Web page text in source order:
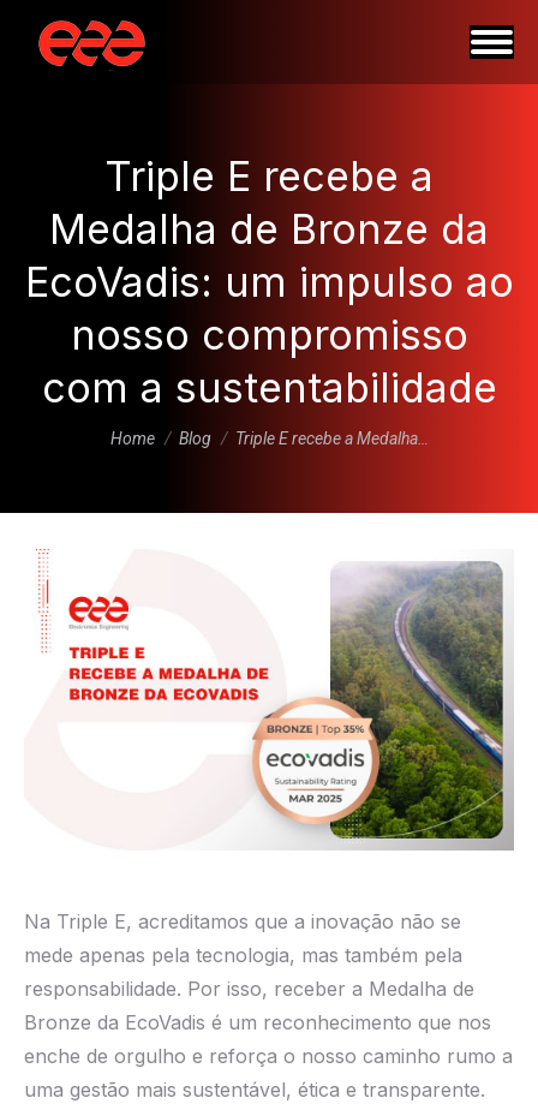
Triple E recebe a
Medalha de Bronze da
EcoVadis: um impulso ao
nosso compromisso
com a sustentabilidade
You are here:
Home Blog Triple E recebe a Medalha…
Na Triple E, acreditamos que a inovação não se
mede apenas pela tecnologia, mas também pela
responsabilidade. Por isso, receber a Medalha de
Bronze da EcoVadis é um reconhecimento que nos
enche de orgulho e reforça o nosso caminho rumo a
uma gestão mais sustentável, ética e transparente.